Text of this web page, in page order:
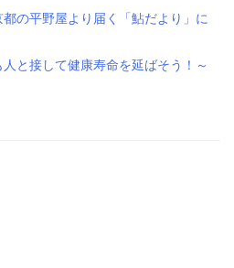
の平野屋より届く「鮎だより」に
と接して健康寿命を延ばそう！～